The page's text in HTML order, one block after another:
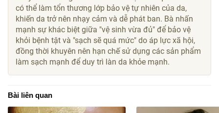
có thể làm tổn thương lớp bảo vệ tự nhiên của da,
khiến da trở nên nhạy cảm và dễ phát ban. Bà nhấn
mạnh sự khác biệt giữa "vệ sinh vừa đủ" để bảo vệ
khỏi bệnh tật và "sạch sẽ quá mức" do áp lực xã hội,
đồng thời khuyên nên hạn chế sử dụng các sản phẩm
làm sạch mạnh để duy trì làn da khỏe mạnh.
Bài liên quan